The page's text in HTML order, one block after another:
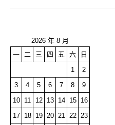
2026 年 8 月
一
二 三 四 五 六
日
1
2
3
4 5 6 7 8
9
10
11 12 13 14 15
16
17
18 19 20 21 22
23